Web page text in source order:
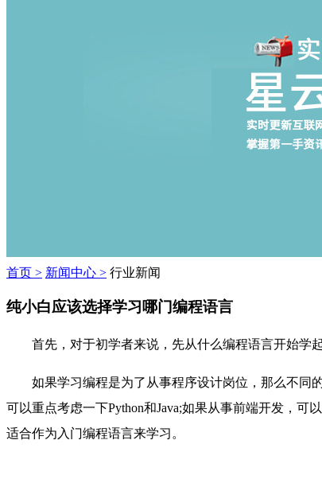
首页 > 新闻中心 > 行业新闻
纯小白应该选择学习哪门编程语言
首先，对于初学者来说，先从什么编程语言开始学
如果学习编程是为了从事程序设计岗位，那么不同
可以重点考虑一下Python和Java;如果从事前端开发，
适合作为入门编程语言来学习。